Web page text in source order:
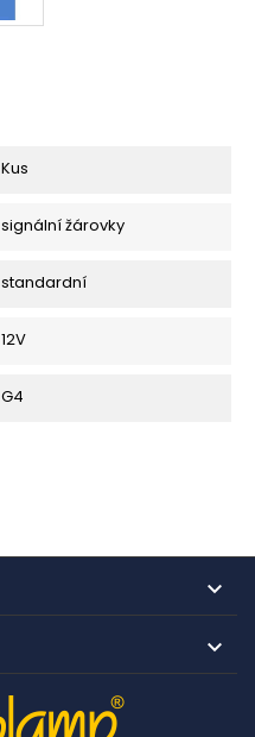
Kus
signální žárovky
standardní
12V
G4

